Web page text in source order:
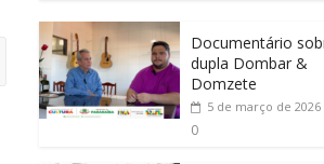
Documentário
dupla Dombar &
Domzete
5 de março de 2026
0